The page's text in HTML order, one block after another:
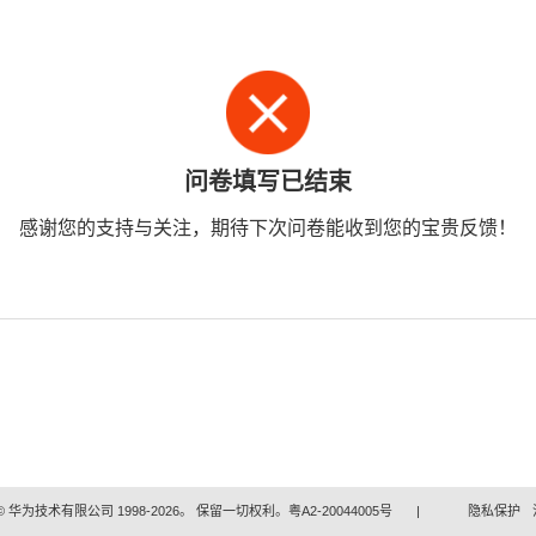
问卷填写已结束
感谢您的支持与关注，期待下次问卷能收到您的宝贵反馈！
华为技术有限公司 1998-2026。 保留一切权利。粤A2-20044005号 | 隐私保护